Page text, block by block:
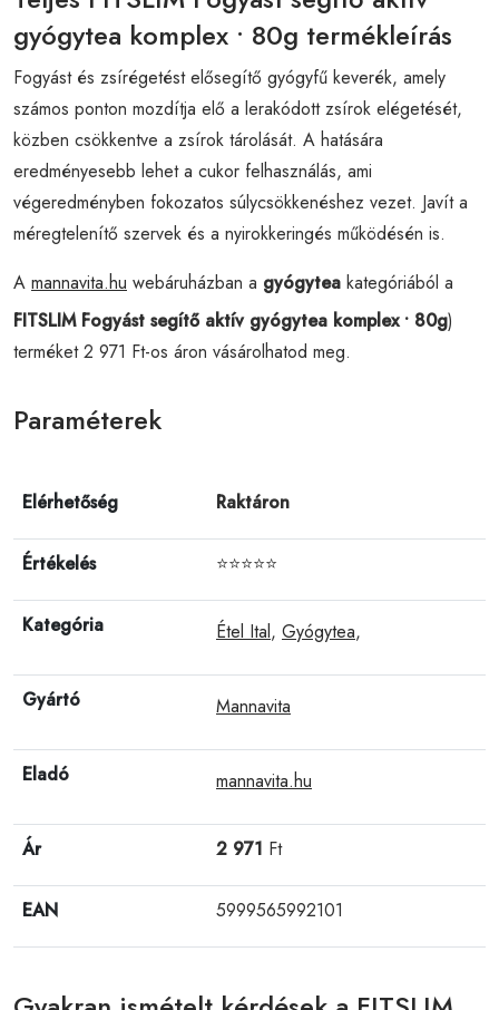
gyógytea komplex • 80g termékleírás
Fogyást és zsírégetést elősegítő gyógyfű keverék, amely
számos ponton mozdítja elő a lerakódott zsírok elégetését,
közben csökkentve a zsírok tárolását. A hatására
eredményesebb lehet a cukor felhasználás, ami
végeredményben fokozatos súlycsökkenéshez vezet. Javít a
méregtelenítő szervek és a nyirokkeringés működésén is.
A mannavita.hu webáruházban a gyógytea kategóriából a
FITSLIM Fogyást segítő aktív gyógytea komplex • 80g)
terméket 2 971 Ft-os áron vásárolhatod meg.
Paraméterek
Elérhetőség Raktáron
Értékelés ⭐⭐⭐⭐⭐
Kategória Étel Ital, Gyógytea,
Gyártó Mannavita
Eladó mannavita.hu
Ár 2 971 Ft
EAN 5999565992101